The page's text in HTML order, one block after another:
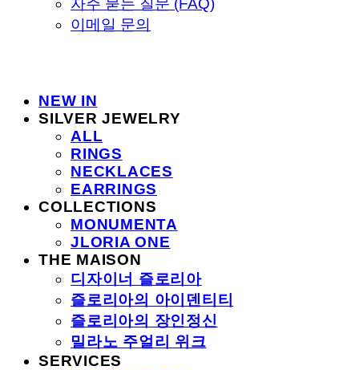
자주 묻는 질문 (FAQ)
이메일 문의
NEW IN
SILVER JEWELRY
ALL
RINGS
NECKLACES
EARRINGS
COLLECTIONS
MONUMENTA
JLORIA ONE
THE MAISON
디자이너 즐로리아
즐로리아의 아이덴티티
즐로리아의 장인정신
밀라노 주얼리 위크
SERVICES